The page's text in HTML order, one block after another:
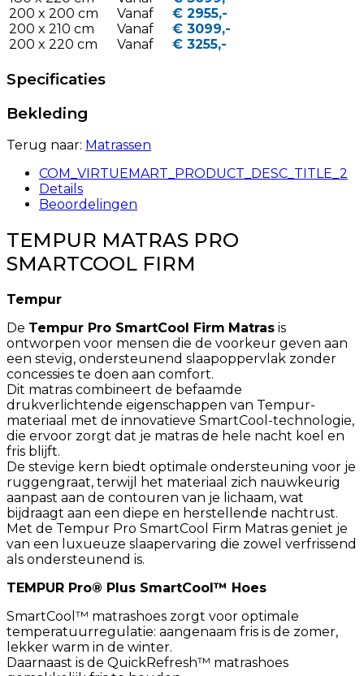
200 x 200 cm
200 x 210 cm
200 x 220 cm
Vanaf
Vanaf
Vanaf
€ 2955,-
€ 3099,-
€ 3255,-
Specificaties
Bekleding
Terug naar: Matrassen
COM_VIRTUEMART_PRODUCT_DESC_TITLE_2
Details
Beoordelingen
TEMPUR MATRAS PRO
SMARTCOOL FIRM
Tempur
De Tempur Pro SmartCool Firm Matras is
ontworpen voor mensen die de voorkeur geven aan
een stevig, ondersteunend slaapoppervlak zonder
concessies te doen aan comfort.
Dit matras combineert de befaamde
drukverlichtende eigenschappen van Tempur-
materiaal met de innovatieve SmartCool-technologie,
die ervoor zorgt dat je matras de hele nacht koel en
fris blijft.
De stevige kern biedt optimale ondersteuning voor je
ruggengraat, terwijl het materiaal zich nauwkeurig
aanpast aan de contouren van je lichaam, wat
bijdraagt aan een diepe en herstellende nachtrust.
Met de Tempur Pro SmartCool Firm Matras geniet je
van een luxueuze slaapervaring die zowel verfrissend
als ondersteunend is.
TEMPUR Pro® Plus SmartCool™ Hoes
SmartCool™ matrashoes zorgt voor optimale
temperatuurregulatie: aangenaam fris is de zomer,
lekker warm in de winter.
Daarnaast is de QuickRefresh™️ matrashoes